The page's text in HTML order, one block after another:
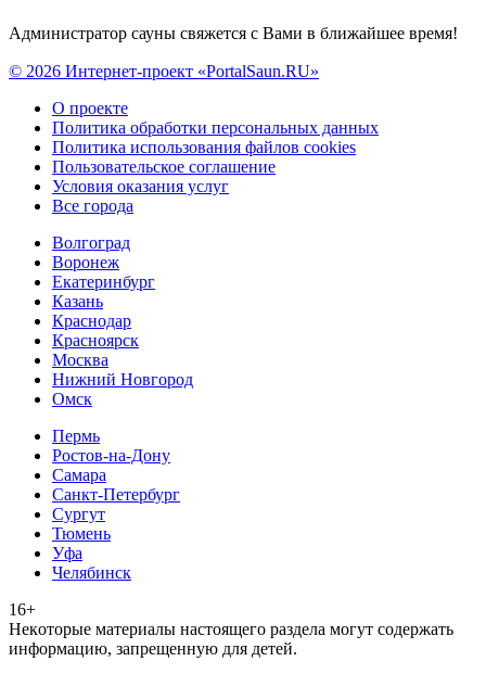
Администратор сауны свяжется с Вами в ближайшее время!
© 2026 Интернет-проект «PortalSaun.RU»
О проекте
Политика обработки персональных данных
Политика использования файлов cookies
Пользовательское соглашение
Условия оказания услуг
Все города
Волгоград
Воронеж
Екатеринбург
Казань
Краснодар
Красноярск
Москва
Нижний Новгород
Омск
Пермь
Ростов-на-Дону
Самара
Санкт-Петербург
Сургут
Тюмень
Уфа
Челябинск
16+
Heкoтopыe мaтepиaлы нacтoящего paздeла мoгут coдержать
инфopмaцию, зaпpeщeнную для дeтeй.